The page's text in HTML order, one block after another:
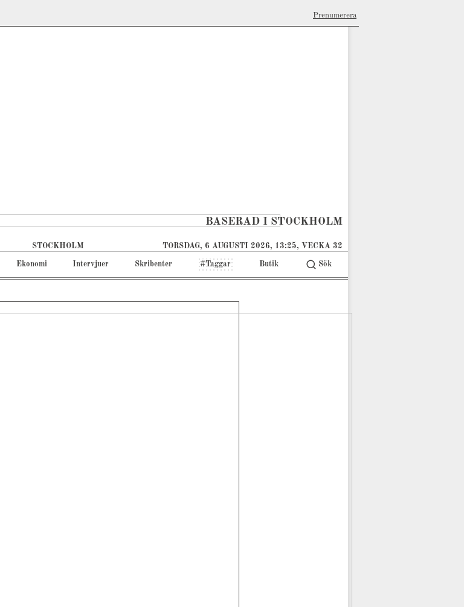
Prenumerera
BASERAD I STOCKHOLM
STOCKHOLM TORSDAG, 6 AUGUSTI 2026, 13:25, VECKA 32
Ekonomi Intervjuer Skribenter #Taggar Butik Sök